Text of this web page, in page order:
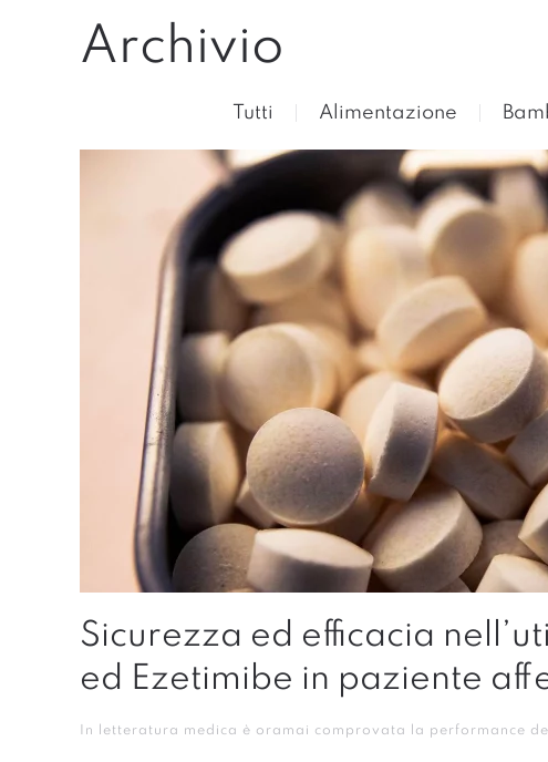
Archivio
Tutti Alimentazione
Sicurezza ed efficacia
ed Ezetimibe in paziente
In letteratura medica è oramai comprovata la performance